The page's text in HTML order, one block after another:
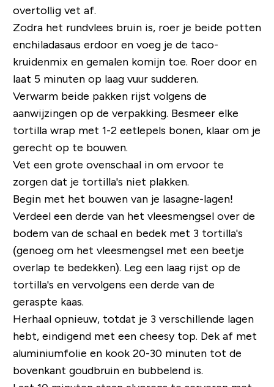
overtollig vet af.
Zodra het rundvlees bruin is, roer je beide potten
enchiladasaus erdoor en voeg je de taco-
kruidenmix en gemalen komijn toe. Roer door en
laat 5 minuten op laag vuur sudderen.
Verwarm beide pakken rijst volgens de
aanwijzingen op de verpakking. Besmeer elke
tortilla wrap met 1-2 eetlepels bonen, klaar om je
gerecht op te bouwen.
Vet een grote ovenschaal in om ervoor te
zorgen dat je tortilla's niet plakken.
Begin met het bouwen van je lasagne-lagen!
Verdeel een derde van het vleesmengsel over de
bodem van de schaal en bedek met 3 tortilla's
(genoeg om het vleesmengsel met een beetje
overlap te bedekken). Leg een laag rijst op de
tortilla's en vervolgens een derde van de
geraspte kaas.
Herhaal opnieuw, totdat je 3 verschillende lagen
hebt, eindigend met een cheesy top. Dek af met
aluminiumfolie en kook 20-30 minuten tot de
bovenkant goudbruin en bubbelend is.